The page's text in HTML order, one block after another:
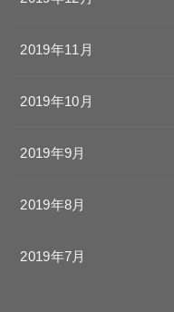
2019年11月
2019年10月
2019年9月
2019年8月
2019年7月